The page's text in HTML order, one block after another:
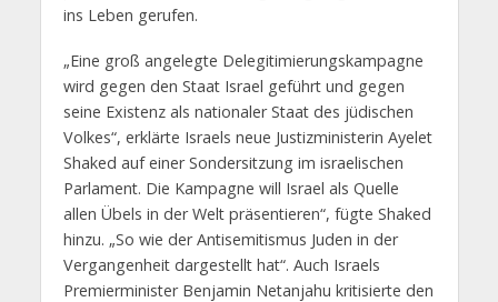
ins Leben gerufen.
„Eine groß angelegte Delegitimierungskampagne
wird gegen den Staat Israel geführt und gegen
seine Existenz als nationaler Staat des jüdischen
Volkes“, erklärte Israels neue Justizministerin Ayelet
Shaked auf einer Sondersitzung im israelischen
Parlament. Die Kampagne will Israel als Quelle
allen Übels in der Welt präsentieren“, fügte Shaked
hinzu. „So wie der Antisemitismus Juden in der
Vergangenheit dargestellt hat“. Auch Israels
Premierminister Benjamin Netanjahu kritisierte den